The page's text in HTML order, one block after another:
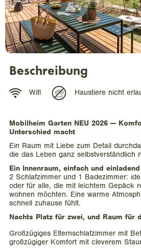
Beschreibung
Wifi Haustiere nicht
Mobilheim Garten NEU 2026 —
Unterschied macht
Ein Raum mit Liebe zum Detail
die das Leben ganz selbstverständlich
Ein Innenraum, einfach und
2 Schlafzimmer und 1 Badezimmer:
oder für alle, die mit leichtem Gepäck
wohnen möchten. Eine warme
schnell zuhause fühlt.
Nachts Platz für zwei, und Raum für
Großzügiges Elternschlafzimmer mit
großzügiger Komfort mit cleverem